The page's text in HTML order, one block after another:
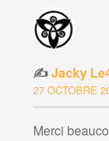
Jacky
27 OCTOBRE
Merci